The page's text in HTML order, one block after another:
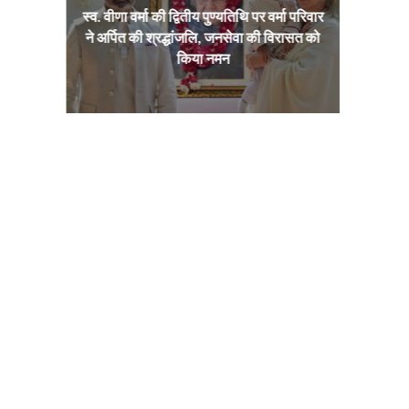
स्व. वीणा वर्मा की द्वितीय पुण्यतिथि पर वर्मा परिवार
ने अर्पित की श्रद्धांजलि, जनसेवा की विरासत को
किया नमन